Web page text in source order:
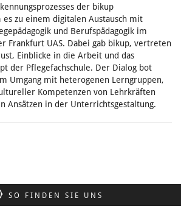
der bikup
es zu einem digitalen Austausch mit
und Berufspädagogik im
Frankfurt UAS. Dabei gab bikup, vertreten
Einblicke in die Arbeit und das
der Pflegefachschule. Der Dialog bot
Umgang mit heterogenen Lerngruppen,
Kompetenzen von Lehrkräften
Ansätzen in der Unterrichtsgestaltung.
SO FINDEN SIE UNS